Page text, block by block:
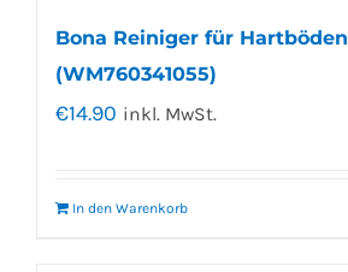
Bona Reiniger für Hartböden
(WM760341055)
€14.90 inkl. MwSt.
In den Warenkorb